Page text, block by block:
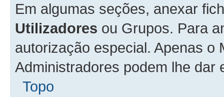
Em algumas seções, anexar
Utilizadores ou Grupos. Para
autorização especial. Apenas o
Administradores podem lhe
Topo